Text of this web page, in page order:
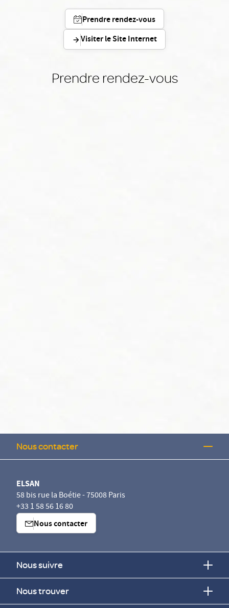
Prendre rendez-vous
Visiter le Site Internet
Prendre rendez-vous
Nous contacter
ELSAN
58 bis rue la Boétie - 75008 Paris
+33 1 58 56 16 80
Nous contacter
Nous suivre
Nous trouver